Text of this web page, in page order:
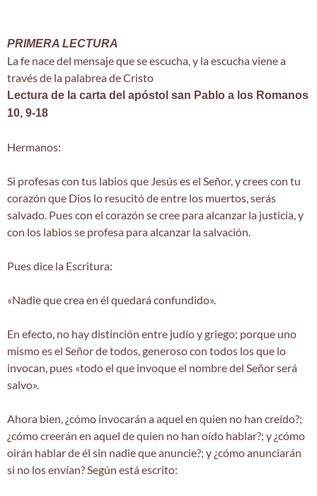
PRIMERA LECTURA
La fe nace del mensaje que se escucha, y la escucha viene a
través de la palabrea de Cristo
Lectura de la carta del apóstol san Pablo a los Romanos
10, 9-18
Hermanos:
Si profesas con tus labios que Jesús es el Señor, y crees con tu
corazón que Dios lo resucitó de entre los muertos, serás
salvado. Pues con el corazón se cree para alcanzar la justicia, y
con los labios se profesa para alcanzar la salvación.
Pues dice la Escritura:
«Nadie que crea en él quedará confundido».
En efecto, no hay distinción entre judío y griego; porque uno
mismo es el Señor de todos, generoso con todos los que lo
invocan, pues «todo el que invoque el nombre del Señor será
salvo».
Ahora bien, ¿cómo invocarán a aquel en quien no han creído?;
¿cómo creerán en aquel de quien no han oído hablar?; y ¿cómo
oirán hablar de él sin nadie que anuncie?; y ¿cómo anunciarán
si no los envían? Según está escrito: